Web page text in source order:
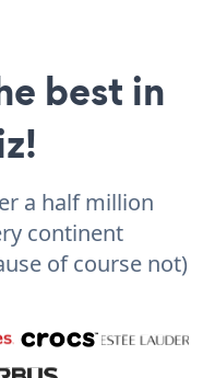
best in
a half million
continent
of course not)